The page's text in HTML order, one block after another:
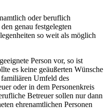
oder beruflich
genau festgelegten
so weit als möglich
Person vor, so ist
es keine geäußerten Wünsche
Umfeld des
oder in dem Personenkreis
Betreuer sollen nur dann
ehrenamtlichen Personen